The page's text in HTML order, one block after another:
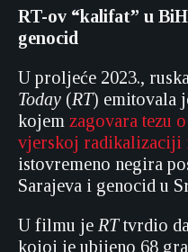
RT-ov “kalifat” u
genocid
U proljeće 2023.,
Today (RT) emitovala
kojem zagovara tezu
vjerskoj radikalizaciji
istovremeno negira
Sarajeva i genocid u
U filmu je RTtvrdio
kojoj je ubijeno 68